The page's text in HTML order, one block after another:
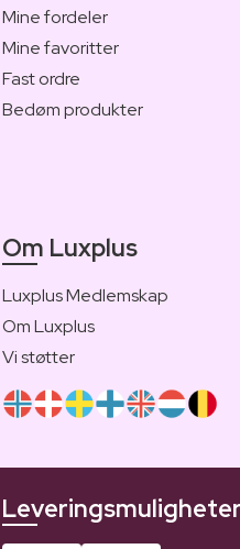
Mine fordeler
Mine favoritter
Fast ordre
Bedøm produkter
Om Luxplus
Luxplus Medlemskap
Om Luxplus
Vi støtter